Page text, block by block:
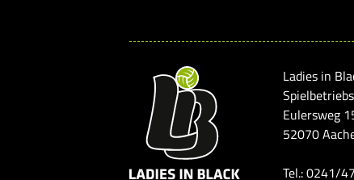
Ladies in
Eulersweg
52070
Tel.: 0241/